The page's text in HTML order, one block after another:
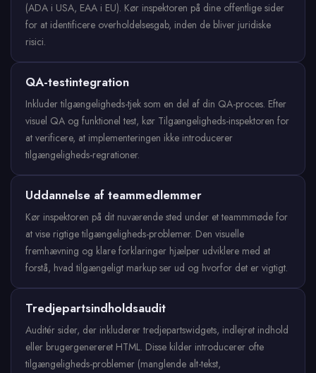
(ADA i USA, EAA i EU). Kør inspektoren på dine offentlige sider
for at identificere overholdelsesgab, inden de bliver juridiske
risici.
QA-testintegration
Inkluder tilgængeligheds-tjek som en del af din QA-proces. Efter
visuel QA og funktionel test, kør Tilgængeligheds-inspektoren for
at verificere, at implementeringen ikke introducerer
tilgængeligheds-regrationer.
Uddannelse af teammedlemmer
Kør inspektoren på dit nuværende sted under et teammmøde for
at vise rigtige tilgængeligheds-problemer. Den visuelle
fremhævning og klare forklaringer hjælper udviklere med at
forstå, hvad tilgængeligt markup ser ud og hvorfor det er vigtigt.
Tredjepartsindholdsaudit
Auditér sider, der inkluderer tredjepartswidgets, indlejret indhold
eller brugergenereret HTML. Disse kilder introducerer ofte
tilgængeligheds-problemer (manglende alt-tekst,